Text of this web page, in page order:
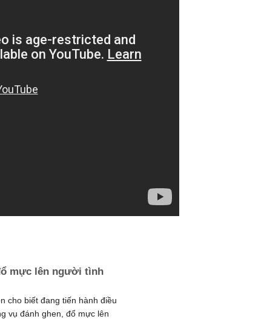
mực lên người tình
cho biết đang tiến hành điều
vụ đánh ghen, đổ mực lên